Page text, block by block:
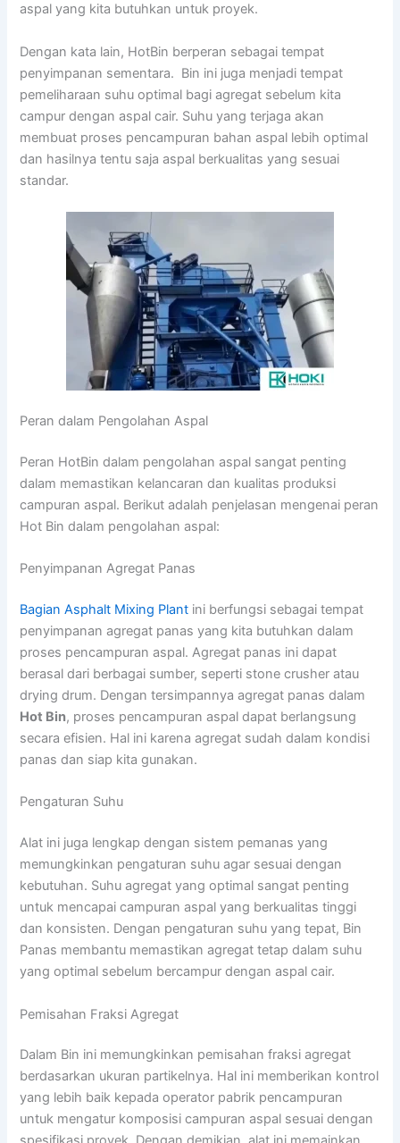
aspal yang kita butuhkan untuk proyek.
Dengan kata lain, HotBin berperan sebagai tempat
penyimpanan sementara. Bin ini juga menjadi tempat
pemeliharaan suhu optimal bagi agregat sebelum kita
campur dengan aspal cair. Suhu yang terjaga akan
membuat proses pencampuran bahan aspal lebih optimal
dan hasilnya tentu saja aspal berkualitas yang sesuai
standar.
Peran dalam Pengolahan Aspal
Peran HotBin dalam pengolahan aspal sangat penting
dalam memastikan kelancaran dan kualitas produksi
campuran aspal. Berikut adalah penjelasan mengenai peran
Hot Bin dalam pengolahan aspal:
Penyimpanan Agregat Panas
Bagian Asphalt Mixing Plant ini berfungsi sebagai tempat
penyimpanan agregat panas yang kita butuhkan dalam
proses pencampuran aspal. Agregat panas ini dapat
berasal dari berbagai sumber, seperti stone crusher atau
drying drum. Dengan tersimpannya agregat panas dalam
Hot Bin, proses pencampuran aspal dapat berlangsung
secara efisien. Hal ini karena agregat sudah dalam kondisi
panas dan siap kita gunakan.
Pengaturan Suhu
Alat ini juga lengkap dengan sistem pemanas yang
memungkinkan pengaturan suhu agar sesuai dengan
kebutuhan. Suhu agregat yang optimal sangat penting
untuk mencapai campuran aspal yang berkualitas tinggi
dan konsisten. Dengan pengaturan suhu yang tepat, Bin
Panas membantu memastikan agregat tetap dalam suhu
yang optimal sebelum bercampur dengan aspal cair.
Pemisahan Fraksi Agregat
Dalam Bin ini memungkinkan pemisahan fraksi agregat
berdasarkan ukuran partikelnya. Hal ini memberikan kontrol
yang lebih baik kepada operator pabrik pencampuran
untuk mengatur komposisi campuran aspal sesuai dengan